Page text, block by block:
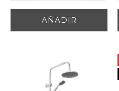
AÑADIR